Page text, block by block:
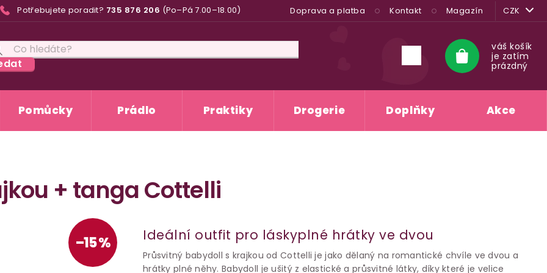
Potřebujete poradit? 735 876 206 (Po–Pá 7.00–18.00) Doprava a platba Kontakt Magazín CZK
Nákupní
košík
váš košík
je zatím
prázdný
Pomůcky Prádlo Praktiky Drogerie Doplňky Akce
+ tanga Cottelli
–15 % Ideální outfit pro láskyplné hrátky ve dvou
Průsvitný babydoll s krajkou od Cottelli je jako dělaný na romantické chvíle ve dvou a
hrátky plné něhy. Babydoll je ušitý z elastické a průsvitné látky, díky které je velice